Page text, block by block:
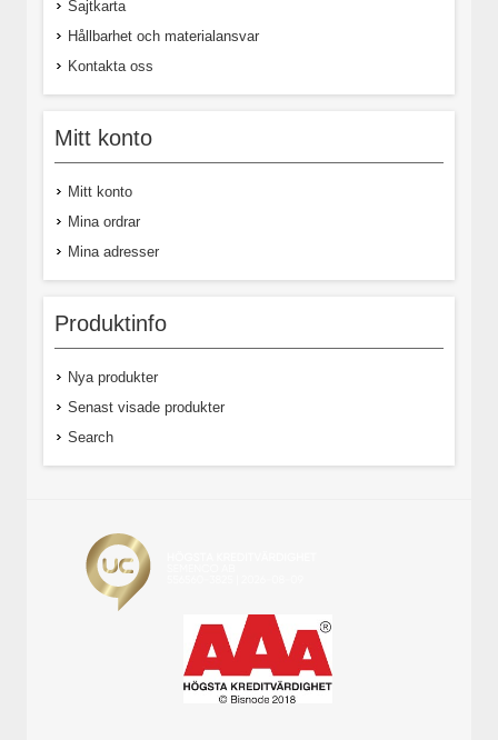
Sajtkarta
Hållbarhet och materialansvar
Kontakta oss
Mitt konto
Mitt konto
Mina ordrar
Mina adresser
Produktinfo
Nya produkter
Senast visade produkter
Search